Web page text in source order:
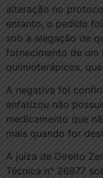
alteração no
entanto, o pedido
sob a alegação de
fornecimento de
quimioterápicos,
A negativa foi
enfatizou não
medicamento que
mais quando for
A juíza de Direito
Técnica n° 26977